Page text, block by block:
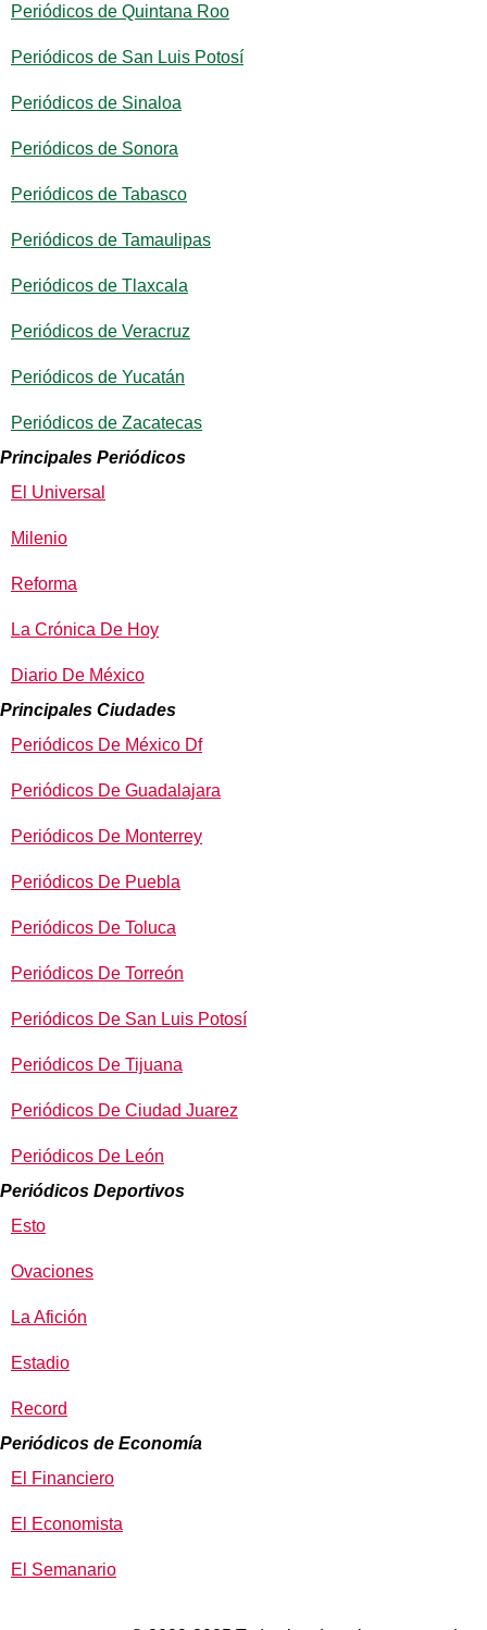
Periódicos de Quintana Roo
Periódicos de San Luis Potosí
Periódicos de Sinaloa
Periódicos de Sonora
Periódicos de Tabasco
Periódicos de Tamaulipas
Periódicos de Tlaxcala
Periódicos de Veracruz
Periódicos de Yucatán
Periódicos de Zacatecas
Principales Periódicos
El Universal
Milenio
Reforma
La Crónica De Hoy
Diario De México
Principales Ciudades
Periódicos De México Df
Periódicos De Guadalajara
Periódicos De Monterrey
Periódicos De Puebla
Periódicos De Toluca
Periódicos De Torreón
Periódicos De San Luis Potosí
Periódicos De Tijuana
Periódicos De Ciudad Juarez
Periódicos De León
Periódicos Deportivos
Esto
Ovaciones
La Afición
Estadio
Record
Periódicos de Economía
El Financiero
El Economista
El Semanario